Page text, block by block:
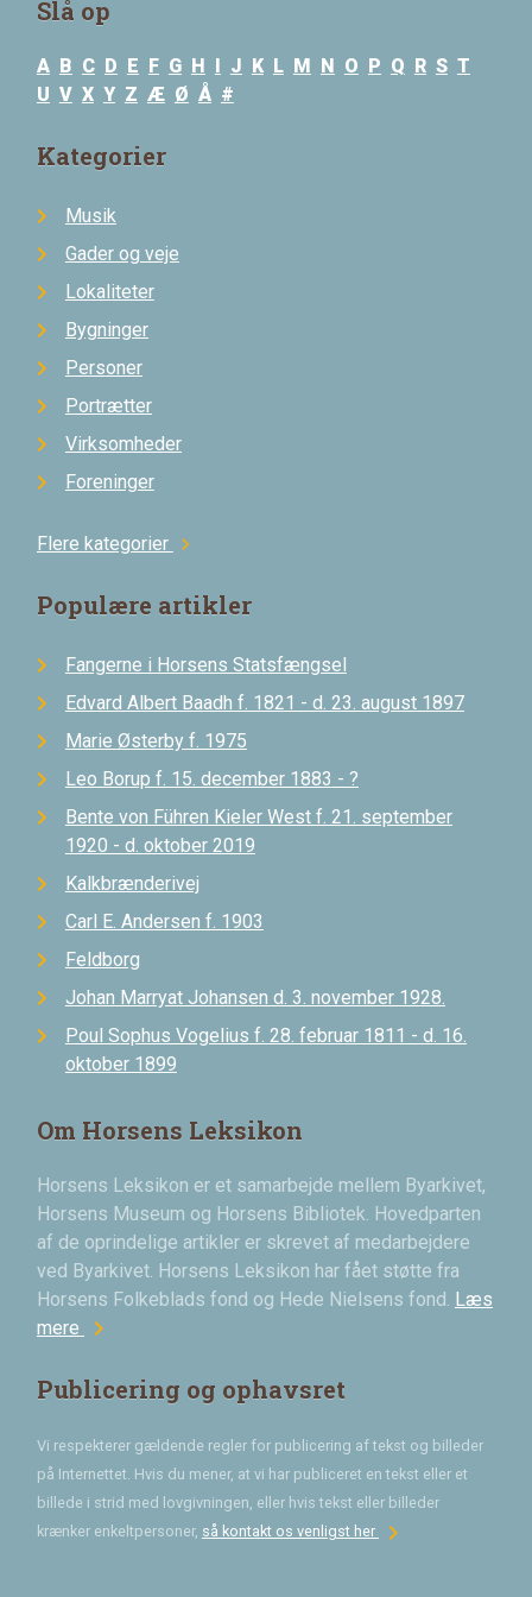
Slå op
A B C D E F G H I J K L M N O P Q R S T
U V X Y Z Æ Ø Å #
Kategorier
Musik
Gader og veje
Lokaliteter
Bygninger
Personer
Portrætter
Virksomheder
Foreninger
Flere kategorier chevron_right
Populære artikler
Fangerne i Horsens Statsfængsel
Edvard Albert Baadh f. 1821 - d. 23. august 1897
Marie Østerby f. 1975
Leo Borup f. 15. december 1883 - ?
Bente von Führen Kieler West f. 21. september
1920 - d. oktober 2019
Kalkbrænderivej
Carl E. Andersen f. 1903
Feldborg
Johan Marryat Johansen d. 3. november 1928.
Poul Sophus Vogelius f. 28. februar 1811 - d. 16.
oktober 1899
Om Horsens Leksikon
Horsens Leksikon er et samarbejde mellem Byarkivet,
Horsens Museum og Horsens Bibliotek. Hovedparten
af de oprindelige artikler er skrevet af medarbejdere
ved Byarkivet. Horsens Leksikon har fået støtte fra
Horsens Folkeblads fond og Hede Nielsens fond. Læs
mere chevron_right
Publicering og ophavsret
Vi respekterer gældende regler for publicering af tekst og billeder
på Internettet. Hvis du mener, at vi har publiceret en tekst eller et
billede i strid med lovgivningen, eller hvis tekst eller billeder
krænker enkeltpersoner, så kontakt os venligst herchevron_right